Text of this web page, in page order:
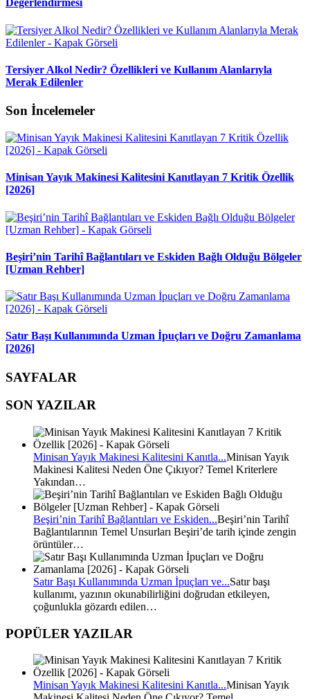
Değerlendirmesi
Tersiyer Alkol Nedir? Özellikleri ve Kullanım Alanlarıyla
Merak Edilenler
Son İncelemeler
Minisan Yayık Makinesi Kalitesini Kanıtlayan 7 Kritik Özellik
[2026]
Beşiri’nin Tarihî Bağlantıları ve Eskiden Bağlı Olduğu Bölgeler
[Uzman Rehber]
Satır Başı Kullanımında Uzman İpuçları ve Doğru Zamanlama
[2026]
SAYFALAR
SON YAZILAR
Minisan Yayık Makinesi Kalitesini Kanıtla...Minisan Yayık
Makinesi Kalitesi Neden Öne Çıkıyor? Temel Kriterlere
Yakından…
Beşiri’nin Tarihî Bağlantıları ve Eskiden...Beşiri’nin Tarihî
Bağlantılarının Temel Unsurları Beşiri’de tarih içinde zengin
örüntüler…
Satır Başı Kullanımında Uzman İpuçları ve...Satır başı
kullanımı, yazının okunabilirliğini doğrudan etkileyen,
çoğunlukla gözardı edilen…
POPÜLER YAZILAR
Minisan Yayık Makinesi Kalitesini Kanıtla...Minisan Yayık